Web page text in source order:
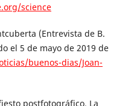
science
(Entrevista de B.
el 5 de mayo de 2019 de
buenos-dias/Joan-
postfotográfico. La